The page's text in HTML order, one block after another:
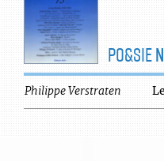
PO&SIE
Philippe Verstraten